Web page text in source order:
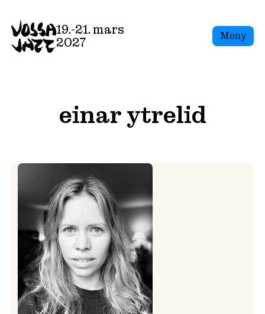
to
content
19.-21. mars
2027
Meny
einar ytrelid